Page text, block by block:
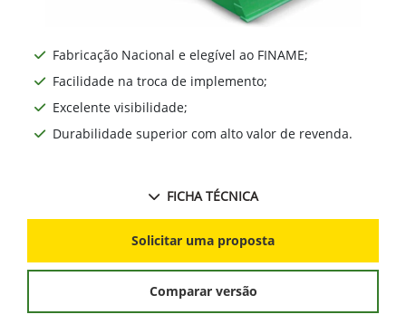
Fabricação Nacional e elegível ao FINAME;
Facilidade na troca de implemento;
Excelente visibilidade;
Durabilidade superior com alto valor de revenda.
FICHA TÉCNICA
Solicitar uma proposta
Comparar versão